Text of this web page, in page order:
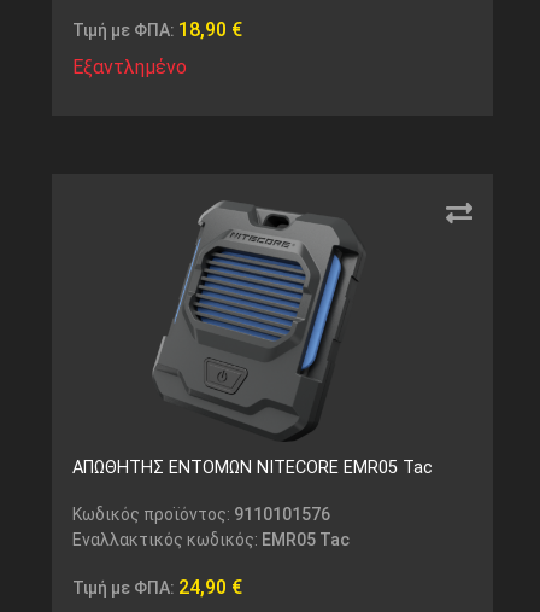
Τιμή με ΦΠΑ: 18,90 €
Εξαντλημένο
ΑΠΩΘΗΤΗΣ ΕΝΤΟΜΩΝ NITECORE EMR05 Tac
Κωδικός προϊόντος: 9110101576
Εναλλακτικός κωδικός: EMR05 Tac
Τιμή με ΦΠΑ: 24,90 €